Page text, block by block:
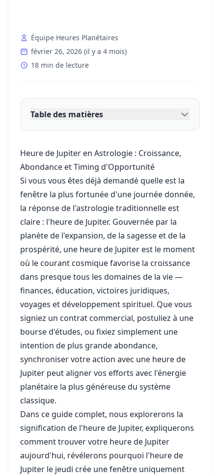
Équipe Heures Planétaires
février 26, 2026 (il y a 4 mois)
18 min de lecture
Table des matières
Heure de Jupiter en Astrologie : Croissance,
Abondance et Timing d'Opportunité
Si vous vous êtes déjà demandé quelle est la
fenêtre la plus fortunée d'une journée donnée,
la réponse de l'astrologie traditionnelle est
claire : l'heure de Jupiter. Gouvernée par la
planète de l'expansion, de la sagesse et de la
prospérité, une heure de Jupiter est le moment
où le courant cosmique favorise la croissance
dans presque tous les domaines de la vie —
finances, éducation, victoires juridiques,
voyages et développement spirituel. Que vous
signiez un contrat commercial, postuliez à une
bourse d'études, ou fixiez simplement une
intention de plus grande abondance,
synchroniser votre action avec une heure de
Jupiter peut aligner vos efforts avec l'énergie
planétaire la plus généreuse du système
classique.
Dans ce guide complet, nous explorerons la
signification de l'heure de Jupiter, expliquerons
comment trouver votre heure de Jupiter
aujourd'hui, révélerons pourquoi l'heure de
Jupiter le jeudi crée une fenêtre uniquement